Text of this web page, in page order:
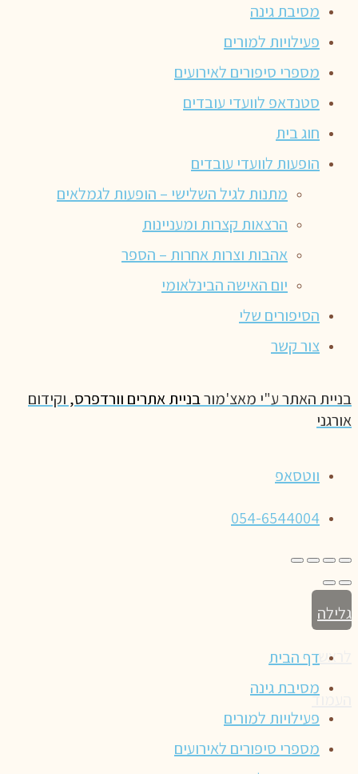
מסיבת גינה
פעילויות למורים
מספרי סיפורים לאירועים
סטנדאפ לוועדי עובדים
חוג בית
הופעות לוועדי עובדים
מתנות לגיל השלישי – הופעות לגמלאים
הרצאות קצרות ומעניינות
אהבות וצרות אחרות – הספר
יום האישה הבינלאומי
הסיפורים שלי
צור קשר
בניית האתר ע"י מאצ'מורבניית אתרים וורדפרס, וקידום
אורגני
ווטסאפ
054-6544004
גלילה
לראש
העמוד
דף הבית
מסיבת גינה
פעילויות למורים
מספרי סיפורים לאירועים